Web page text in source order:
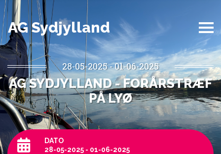
AG Sydjylland
28-05-2025 - 01-06-2025
AG SYDJYLLAND - FORÅRSTRÆF
PÅ LYØ
DATO
28-05-2025 - 01-06-2025